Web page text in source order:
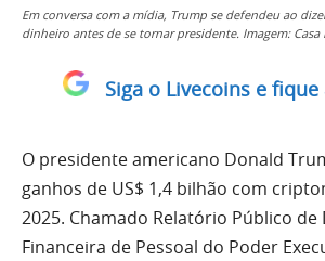
Em conversa com a mídia, Trump se defendeu ao
dinheiro antes de se tornar presidente. Imagem: Casa
Siga o Livecoins e
O presidente americano Donald
ganhos de US$ 1,4 bilhão com
2025. Chamado Relatório Público de
Financeira de Pessoal do Poder